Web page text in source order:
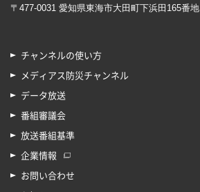
〒477-0031 愛知県東海市大田町下浜田165番地
チャンネルの使い方
メディアス防災チャンネル
データ放送
番組審議会
放送番組基準
企業情報
お問い合わせ